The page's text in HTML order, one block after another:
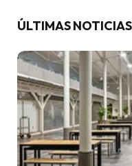
ÚLTIMAS NOTICIAS